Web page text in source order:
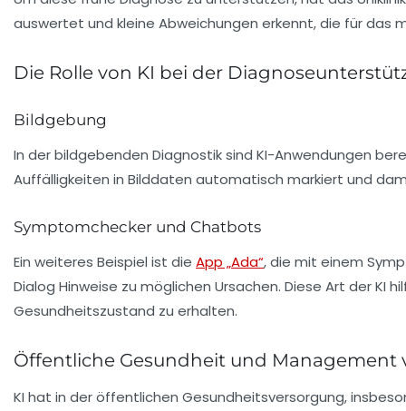
auswertet und kleine Abweichungen erkennt, die für das
Die Rolle von KI bei der
Bildgebung
In der bildgebenden Diagnostik sind KI-Anwendungen
Auffälligkeiten in Bilddaten automatisch markiert und
Symptomchecker und Chatbots
Ein weiteres Beispiel ist die App „Ada“, die mit einem
Dialog Hinweise zu möglichen Ursachen. Diese Art der KI
Gesundheitszustand zu erhalten.
Öffentliche Gesundheit und Management
KI hat in der öffentlichen Gesundheitsversorgung,